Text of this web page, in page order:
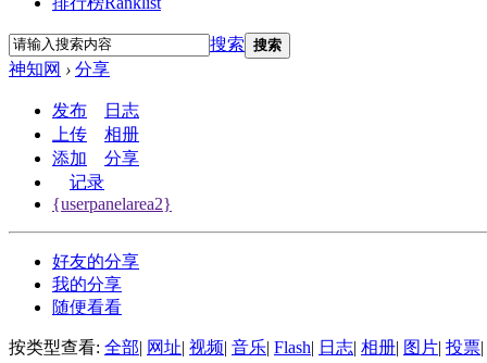
搜索 搜索
神知网 › 分享
发布
日志
上传
相册
添加
分享
记录
{userpanelarea2}
好友的分享
我的分享
随便看看
按类型查看: 全部| 网址| 视频| 音乐| Flash| 日志| 相册| 图片| 投票|